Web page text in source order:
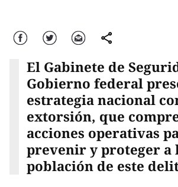
Facebook Twitter Correo comparte
El Gabinete de
Gobierno federal
estrategia nacional
extorsión, que
acciones operativas
prevenir y proteger a
población de este